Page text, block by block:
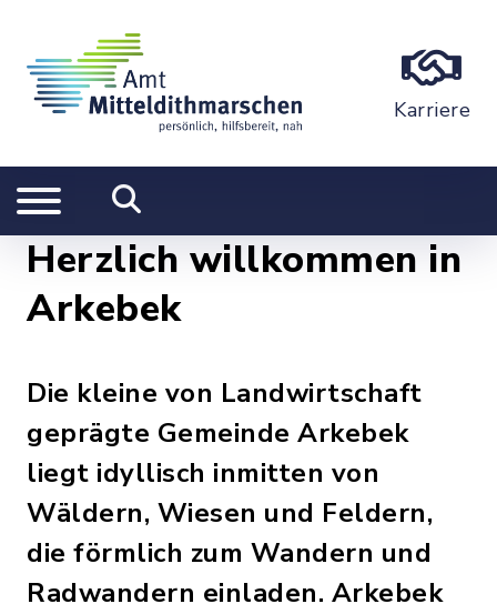
Karriere
Herzlich willkommen in
Arkebek
Die kleine von Landwirtschaft
geprägte Gemeinde Arkebek
liegt idyllisch inmitten von
Wäldern, Wiesen und Feldern,
die förmlich zum Wandern und
Radwandern einladen. Arkebek